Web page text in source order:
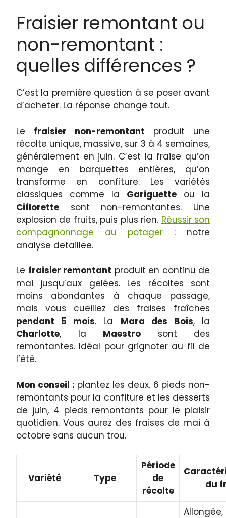
Fraisier remontant ou
non-remontant :
quelles différences ?
C’est la première question à se poser avant
d’acheter. La réponse change tout.
Le fraisier non-remontant produit une
récolte unique, massive, sur 3 à 4 semaines,
généralement en juin. C’est la fraise qu’on
mange en barquettes entières, qu’on
transforme en confiture. Les variétés
classiques comme la Gariguette ou la
Ciflorette sont non-remontantes. Une
explosion de fruits, puis plus rien. Réussir son
compagnonnage au potager : notre
analyse detaillee.
Le fraisier remontant produit en continu de
mai jusqu’aux gelées. Les récoltes sont
moins abondantes à chaque passage,
mais vous cueillez des fraises fraîches
pendant 5 mois. La Mara des Bois, la
Charlotte, la Maestro sont des
remontantes. Idéal pour grignoter au fil de
l’été.
Mon conseil : plantez les deux. 6 pieds non-
remontants pour la confiture et les desserts
de juin, 4 pieds remontants pour le plaisir
quotidien. Vous aurez des fraises de mai à
octobre sans aucun trou.
Variété Type
Période
de
récolte
du